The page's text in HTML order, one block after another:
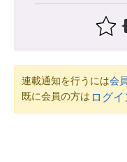
連載通知を行うには会
既に会員の方は ログイ